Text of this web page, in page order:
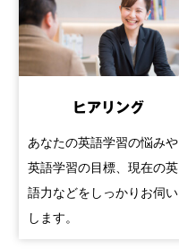
ヒアリング
あなたの英語学習の悩みや
英語学習の目標、現在の英
語力などをしっかりお伺い
します。